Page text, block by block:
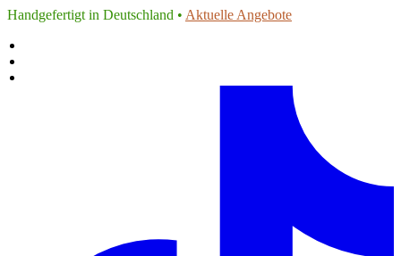
Handgefertigt in Deutschland • Aktuelle Angebote